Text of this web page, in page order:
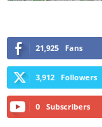
21,925 Fans
3,912 Followers
0 Subscribers